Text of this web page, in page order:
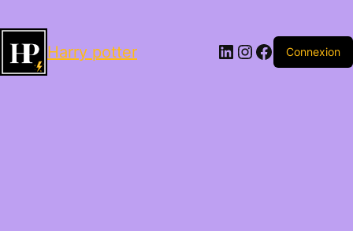
Harry potter LinkedIn
Instagram
Facebook
Connexion